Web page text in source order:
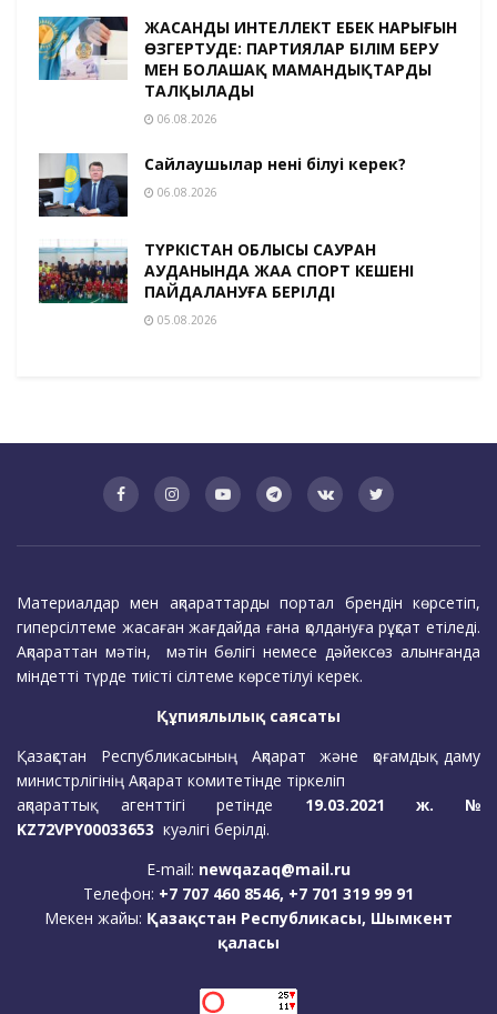
ЖАСАНДЫ ИНТЕЛЛЕКТ ЕҢБЕК НАРЫҒЫН
ӨЗГЕРТУДЕ: ПАРТИЯЛАР БІЛІМ БЕРУ
МЕН БОЛАШАҚ МАМАНДЫҚТАРДЫ
ТАЛҚЫЛАДЫ
06.08.2026
Сайлаушылар нені білуі керек?
06.08.2026
ТҮРКІСТАН ОБЛЫСЫ САУРАН
АУДАНЫНДА ЖАҢА СПОРТ КЕШЕНІ
ПАЙДАЛАНУҒА БЕРІЛДІ
05.08.2026
Материалдар мен ақпараттарды портал брендін көрсетіп,
гиперсілтеме жасаған жағдайда ғана қолдануға рұқсат етіледі.
Ақпараттан мәтін, мәтін бөлігі немесе дәйексөз алынғанда
міндетті түрде тиісті сілтеме көрсетілуі керек.
Құпиялылық саясаты
Қазақстан Республикасының Ақпарат және қоғамдық даму
министрлігінің Ақпарат комитетінде тіркеліп
ақпараттық агенттігі ретінде 19.03.2021 ж. №
KZ72VPY00033653 куәлігі берілді.
E-mail: newqazaq@mail.ru
Телефон: +7 707 460 8546, +7 701 319 99 91
Мекен жайы: Қазақстан Республикасы, Шымкент
қаласы